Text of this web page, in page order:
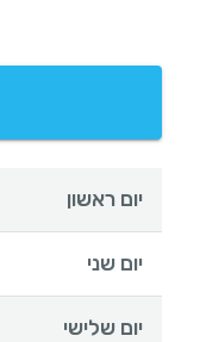
יום ראשון
יום שני
יום שלישי